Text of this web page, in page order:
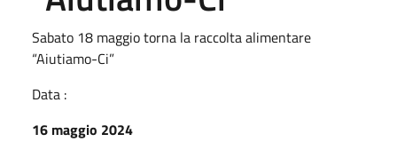
Sabato 18 maggio torna la raccolta alimentare
“Aiutiamo-Ci”
Data :
16 maggio 2024